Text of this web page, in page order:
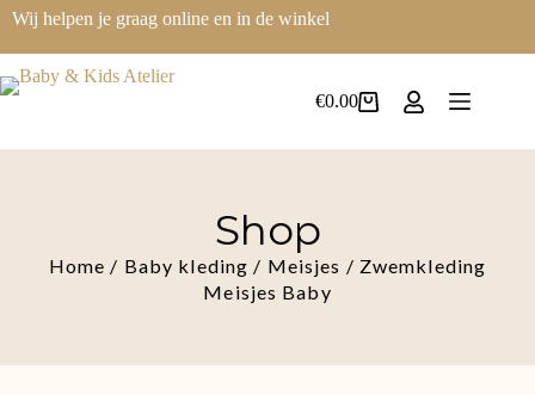
Wij helpen je graag online en in de winkel
€0.00
Shop
Home / Baby kleding / Meisjes / Zwemkleding
Meisjes Baby